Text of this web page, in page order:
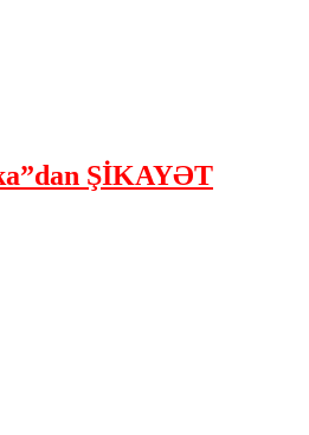
ŞİKAYƏT